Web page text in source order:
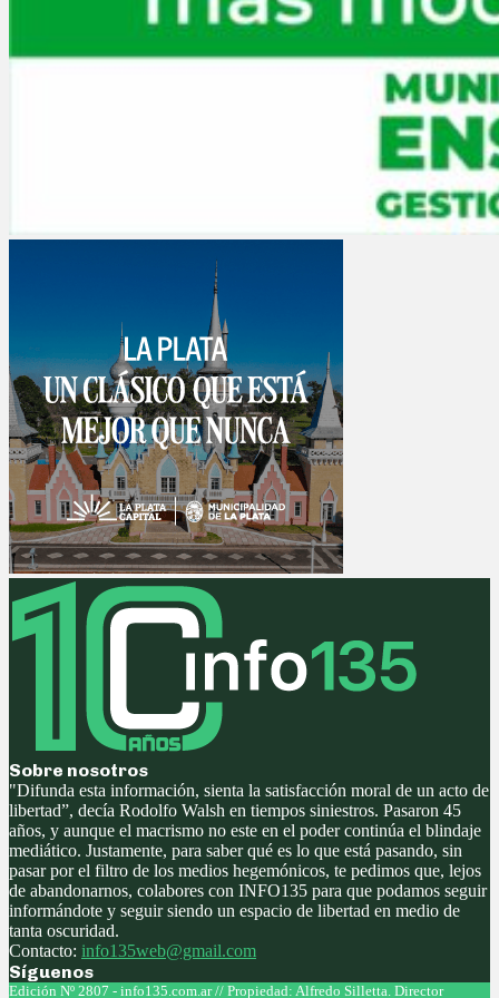
Sobre nosotros
"Difunda esta información, sienta la satisfacción moral de un acto de
libertad”, decía Rodolfo Walsh en tiempos siniestros. Pasaron 45
años, y aunque el macrismo no este en el poder continúa el blindaje
mediático. Justamente, para saber qué es lo que está pasando, sin
pasar por el filtro de los medios hegemónicos, te pedimos que, lejos
de abandonarnos, colabores con INFO135 para que podamos seguir
informándote y seguir siendo un espacio de libertad en medio de
tanta oscuridad.
Contacto: info135web@gmail.com
Síguenos
Facebook
Twitter
Instagram
Youtube
Edición Nº 2807 - info135.com.ar // Propiedad: Alfredo Silletta. Director